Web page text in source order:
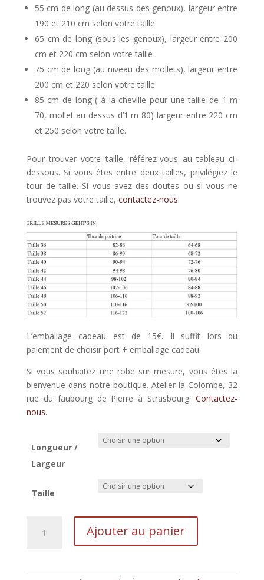
55 cm de long (au dessus des genoux), largeur entre
190 et 210 cm selon votre taille
65 cm de long (sous les genoux), largeur entre 200
cm et 220 cm selon votre taille
75 cm de long (au niveau des mollets), largeur entre
200 cm et 220 selon votre taille
85 cm de long ( à la cheville pour une taille de 1 m
70, mollet au dessus d’1 m 80) largeur entre 220 cm
et 250 selon votre taille.
Pour trouver votre taille, référez-vous au tableau ci-
dessous. Si vous êtes entre deux tailles, privilégiez le
tour de taille. Si vous avez des doutes ou si vous ne
trouvez pas votre taille, contactez-nous.
L’emballage cadeau est de 15€. Il suffit lors du
paiement de choisir port + emballage cadeau.
Si vous souhaitez une robe sur mesure, vous êtes la
bienvenue dans notre boutique. Atelier la Colombe, 32
rue du faubourg de Pierre à Strasbourg.Contactez-
nous.
Longueur /
Largeur
Taille
Ajouter au panier